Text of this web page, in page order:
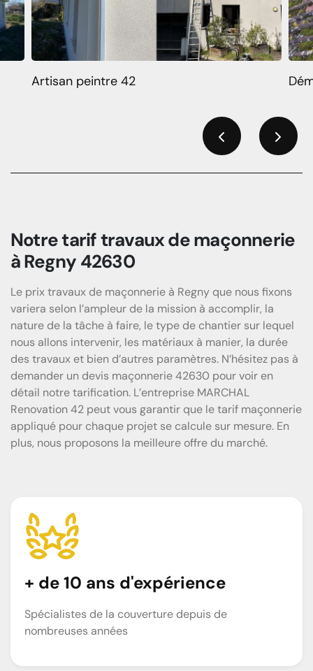
Artisan peintre 42
Notre tarif travaux de maçonnerie
à Regny 42630
Le prix travaux de maçonnerie à Regny que nous fixons
variera selon l’ampleur de la mission à accomplir, la
nature de la tâche à faire, le type de chantier sur lequel
nous allons intervenir, les matériaux à manier, la durée
des travaux et bien d’autres paramètres. N’hésitez pas à
demander un devis maçonnerie 42630 pour voir en
détail notre tarification. L’entreprise MARCHAL
Renovation 42 peut vous garantir que le tarif maçonnerie
appliqué pour chaque projet se calcule sur mesure. En
plus, nous proposons la meilleure offre du marché.
+ de 10 ans d'expérience
Spécialistes de la couverture depuis de
nombreuses années